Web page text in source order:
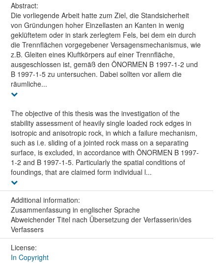
Abstract:
Die vorliegende Arbeit hatte zum Ziel, die Standsicherheit
von Gründungen hoher Einzellasten an Kanten in wenig
geklüftetem oder in stark zerlegtem Fels, bei dem ein durch
die Trennflächen vorgegebener Versagensmechanismus, wie
z.B. Gleiten eines Kluftkörpers auf einer Trennfläche,
ausgeschlossen ist, gemäß den ÖNORMEN B 1997-1-2 und
B 1997-1-5 zu untersuchen. Dabei sollten vor allem die
räumliche...
The objective of this thesis was the investigation of the
stability assessment of heavily single loaded rock edges in
isotropic and anisotropic rock, in which a failure mechanism,
such as i.e. sliding of a jointed rock mass on a separating
surface, is excluded, in accordance with ÖNORMEN B 1997-
1-2 and B 1997-1-5. Particularly the spatial conditions of
foundings, that are claimed form individual l...
Additional information:
Zusammenfassung in englischer Sprache
Abweichender Titel nach Übersetzung der Verfasserin/des
Verfassers
License:
In Copyright